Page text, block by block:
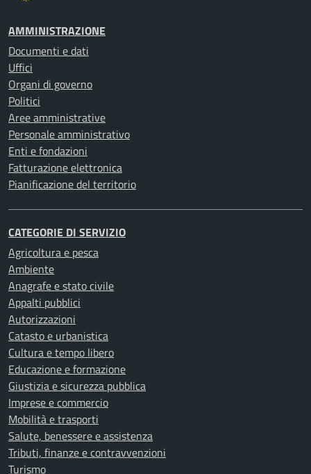
AMMINISTRAZIONE
Documenti e dati
Uffici
Organi di governo
Politici
Aree amministrative
Personale amministrativo
Enti e fondazioni
Fatturazione elettronica
Pianificazione del territorio
CATEGORIE DI SERVIZIO
Agricoltura e pesca
Ambiente
Anagrafe e stato civile
Appalti pubblici
Autorizzazioni
Catasto e urbanistica
Cultura e tempo libero
Educazione e formazione
Giustizia e sicurezza pubblica
Imprese e commercio
Mobilità e trasporti
Salute, benessere e assistenza
Tributi, finanze e contravvenzioni
Turismo